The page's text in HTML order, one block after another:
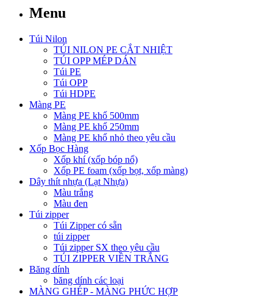
Menu
Túi Nilon
TÚI NILON PE CẮT NHIỆT
TÚI OPP MÉP DÁN
Túi PE
Túi OPP
Túi HDPE
Màng PE
Màng PE khổ 500mm
Màng PE khổ 250mm
Màng PE khổ nhỏ theo yêu cầu
Xốp Bọc Hàng
Xốp khí (xốp bóp nổ)
Xốp PE foam (xốp bọt, xốp màng)
Dây thít nhựa (Lạt Nhựa)
Màu trắng
Màu đen
Túi zipper
Túi Zipper có sẵn
túi zipper
Túi zipper SX theo yêu cầu
TÚI ZIPPER VIỀN TRẮNG
Băng dính
băng dính các loại
MÀNG GHÉP - MÀNG PHỨC HỢP